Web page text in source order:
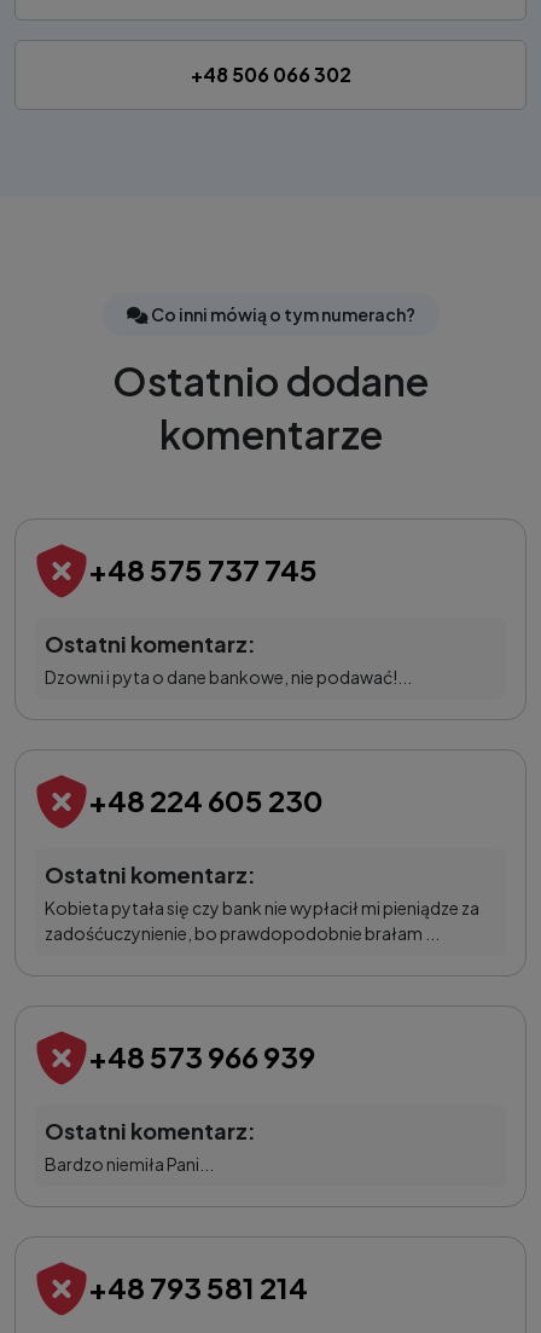
+48 506 066 302
Co inni mówią o tym numerach?
Ostatnio dodane
komentarze
+48 575 737 745
Ostatni komentarz:
Dzowni i pyta o dane bankowe, nie podawać!...
+48 224 605 230
Ostatni komentarz:
Kobieta pytała się czy bank nie wypłacił mi pieniądze za
zadośćuczynienie, bo prawdopodobnie brałam ...
+48 573 966 939
Ostatni komentarz:
Bardzo niemiła Pani...
+48 793 581 214